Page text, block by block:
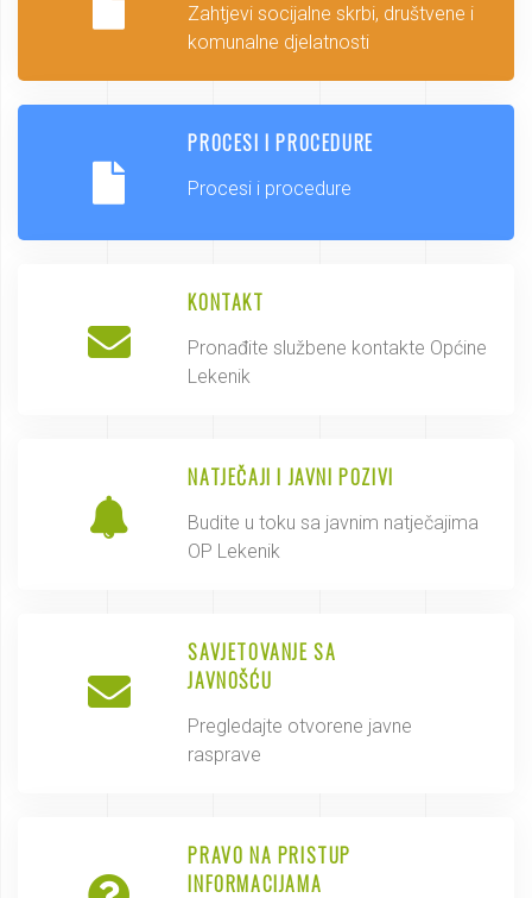
Zahtjevi socijalne skrbi, društvene i
komunalne djelatnosti
PROCESI I PROCEDURE
Procesi i procedure
KONTAKT
Pronađite službene kontakte Općine
Lekenik
NATJEČAJI I JAVNI POZIVI
Budite u toku sa javnim natječajima
OP Lekenik
SAVJETOVANJE SA
JAVNOŠĆU
Pregledajte otvorene javne
rasprave
PRAVO NA PRISTUP
INFORMACIJAMA